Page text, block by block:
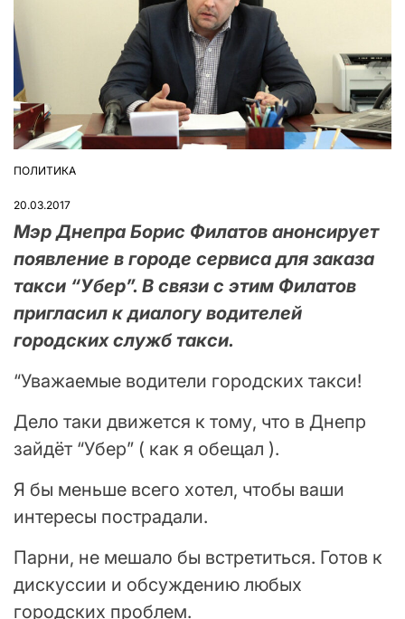
ОПУБЛІКУВАТИ
ПОЛИТИКА
20.03.2017
Мэр Днепра Борис Филатов анонсирует
появление в городе сервиса для заказа
такси “Убер”. В связи с этим Филатов
пригласил к диалогу водителей
городских служб такси.
“Уважаемые водители городских такси!
Дело таки движется к тому, что в Днепр
зайдёт “Убер” ( как я обещал ).
Я бы меньше всего хотел, чтобы ваши
интересы пострадали.
Парни, не мешало бы встретиться. Готов к
дискуссии и обсуждению любых
городских проблем.